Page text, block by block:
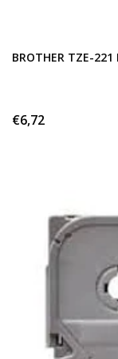
BROTHER TZE-
€6,72